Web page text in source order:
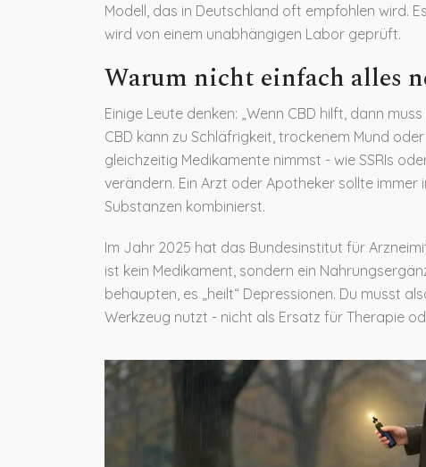
Modell, das in Deutschland oft empfohlen wird.
wird von einem unabhängigen Labor geprüft.
Warum nicht einfach alles
Einige Leute denken: „Wenn CBD hilft, dann
CBD kann zu Schläfrigkeit, trockenem Mund
gleichzeitig Medikamente nimmst - wie SSRIs
verändern. Ein Arzt oder Apotheker sollte immer
Substanzen kombinierst.
Im Jahr 2025 hat das Bundesinstitut für
ist kein Medikament, sondern ein
behaupten, es „heilt“ Depressionen. Du musst
Werkzeug nutzt - nicht als Ersatz für Therapie